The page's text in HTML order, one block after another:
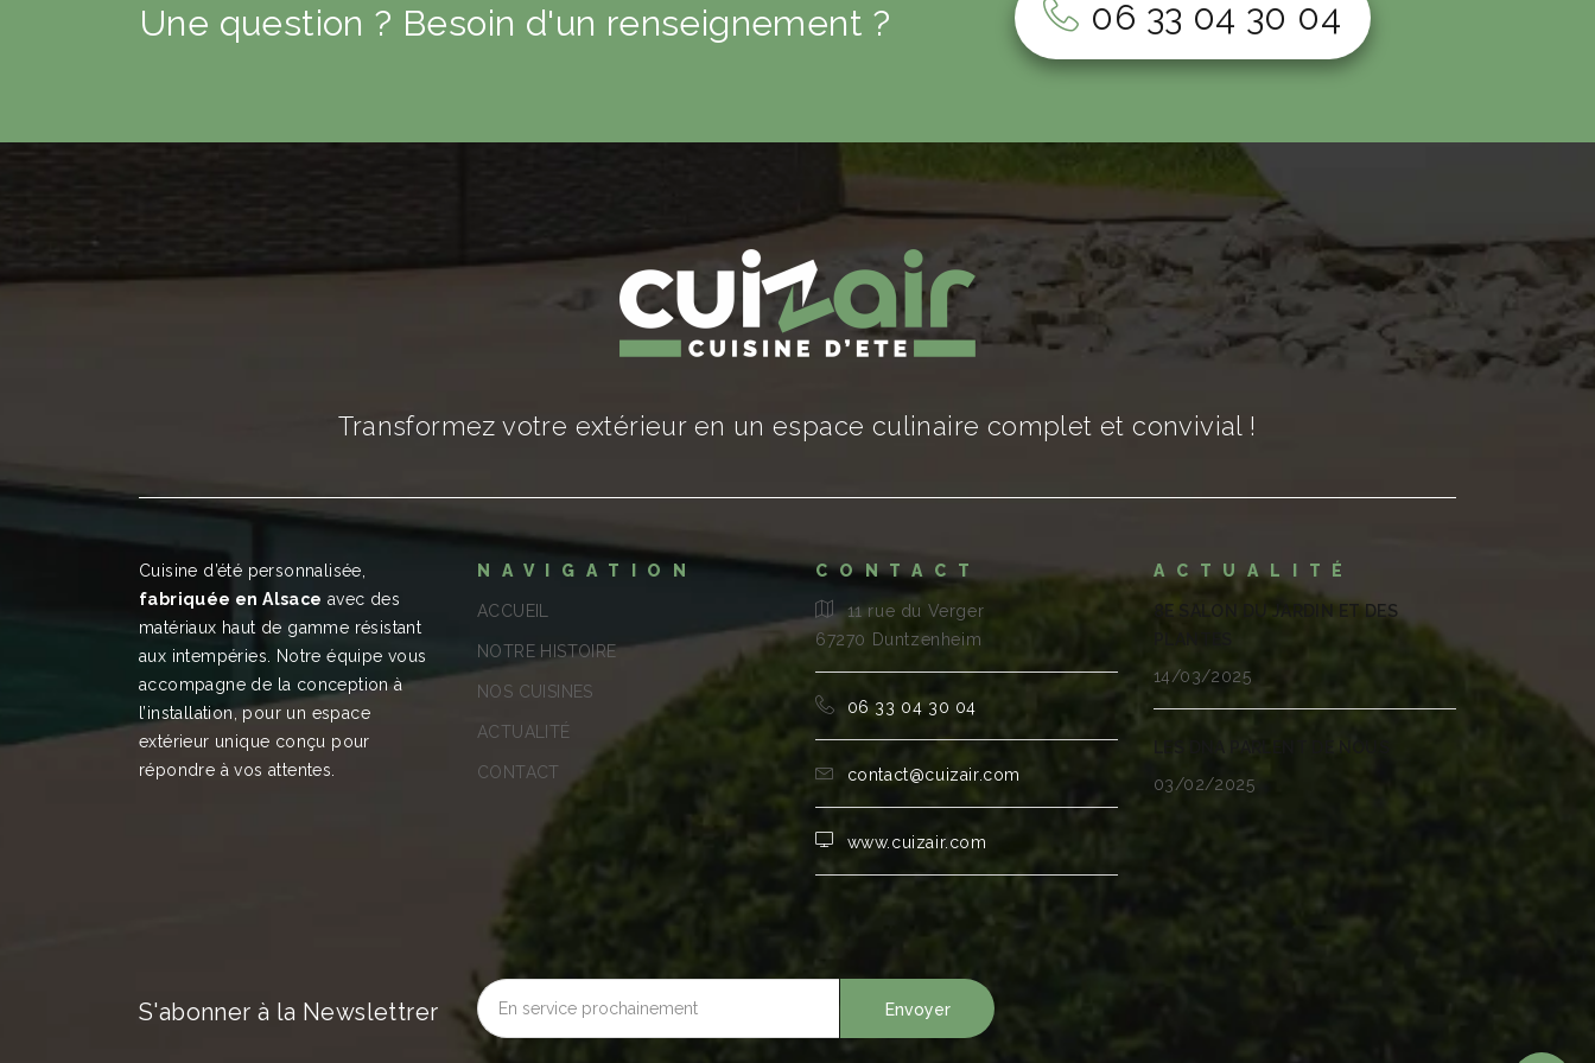
Une question ? Besoin d'un renseignement ? 06 33 04 30 04
Transformez votre extérieur en un espace culinaire complet et convivial !
Cuisine d’été personnalisée,
fabriquée en Alsace avec des
matériaux haut de gamme résistant
aux intempéries. Notre équipe vous
accompagne de la conception à
l’installation, pour un espace
extérieur unique conçu pour
répondre à vos attentes.
NAVIGATION
ACCUEIL
NOTRE HISTOIRE
NOS CUISINES
ACTUALITÉ
CONTACT
CONTACT
11 rue du Verger
67270 Duntzenheim
06 33 04 30 04
contact@cuizair.com
www.cuizair.com
ACTUALITÉ
8E SALON DU JARDIN ET DES
14/03/2025
03/02/2025
S'abonner à la Newslettrer